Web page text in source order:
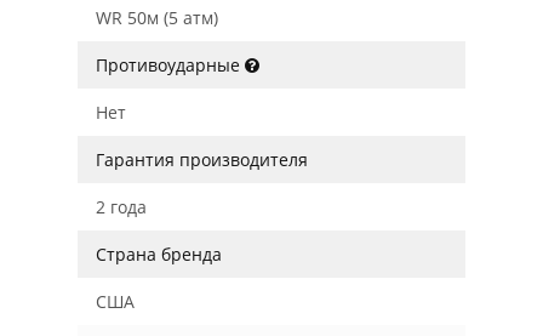
WR 50м (5 атм)
Противоударные
Нет
Гарантия производителя
2 года
Страна бренда
США